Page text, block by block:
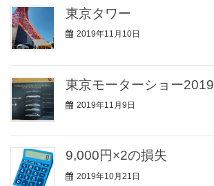
東京タワー
2019年11月10日
東京モーターショー2019
2019年11月9日
9,000円×2の損失
2019年10月21日